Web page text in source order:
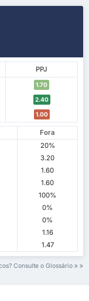
PPJ
1.70
2.40
1.00
Fora
20%
3.20
1.60
1.60
100%
0%
0%
1.16
1.47
Consulte o Glossário